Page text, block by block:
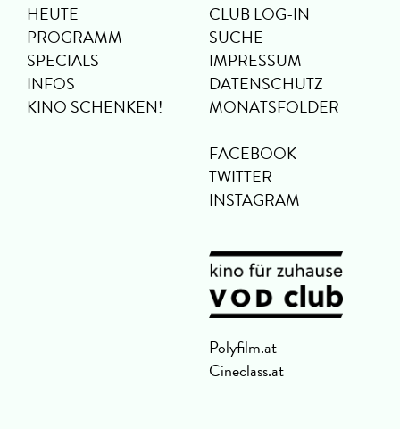
HEUTE
PROGRAMM
SPECIALS
INFOS
KINO SCHENKEN!
CLUB LOG-IN
SUCHE
IMPRESSUM
DATENSCHUTZ
MONATSFOLDER
FACEBOOK
TWITTER
INSTAGRAM
Polyfilm.at
Cineclass.at